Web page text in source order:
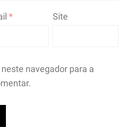
* Site
navegador para a